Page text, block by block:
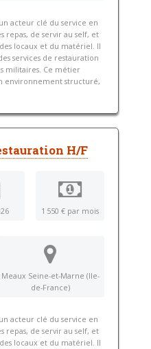
acteur clé du service en
repas, de servir au self, et
locaux et du matériel. Il
services de restauration
militaires. Ce métier
environnement structuré,
H/F
1 550 € par mois
Meaux Seine-et-Marne (Ile-
de-France)
acteur clé du service en
repas, de servir au self, et
locaux et du matériel. Il